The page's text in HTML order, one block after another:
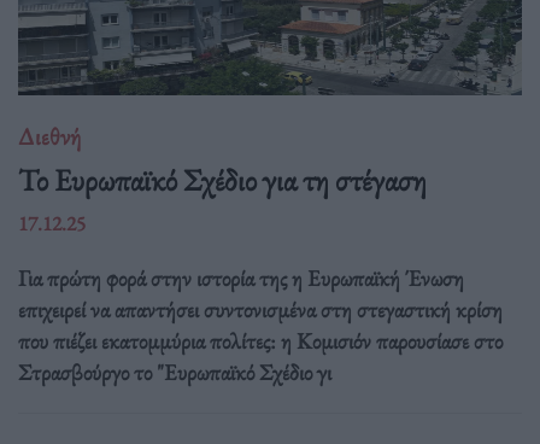
Διεθνή
Το Ευρωπαϊκό Σχέδιο για τη στέγαση
17.12.25
Για πρώτη φορά στην ιστορία της η Ευρωπαϊκή Ένωση
επιχειρεί να απαντήσει συντονισμένα στη στεγαστική κρίση
που πιέζει εκατομμύρια πολίτες: η Κομισιόν παρουσίασε στο
Στρασβούργο το "Ευρωπαϊκό Σχέδιο γι